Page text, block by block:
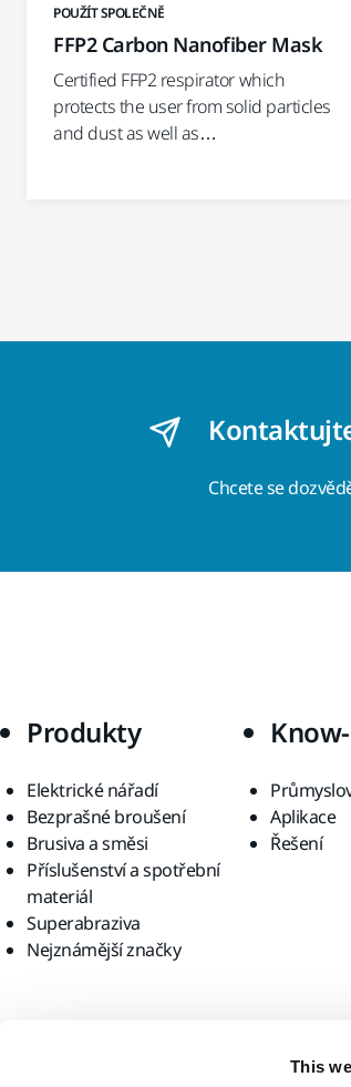
This
POUŽÍT SPOLEČNĚ
FFP2 Carbon Nanofiber Mask
Certified FFP2 respirator which
protects the user from solid particles
and dust as well as…
Chcete se
Produkty
Elektrické nářadí
Bezprašné broušení
Brusiva a směsi
Příslušenství a spotřební
materiál
Superabraziva
Nejznámější značky
Aplikace
Řešení